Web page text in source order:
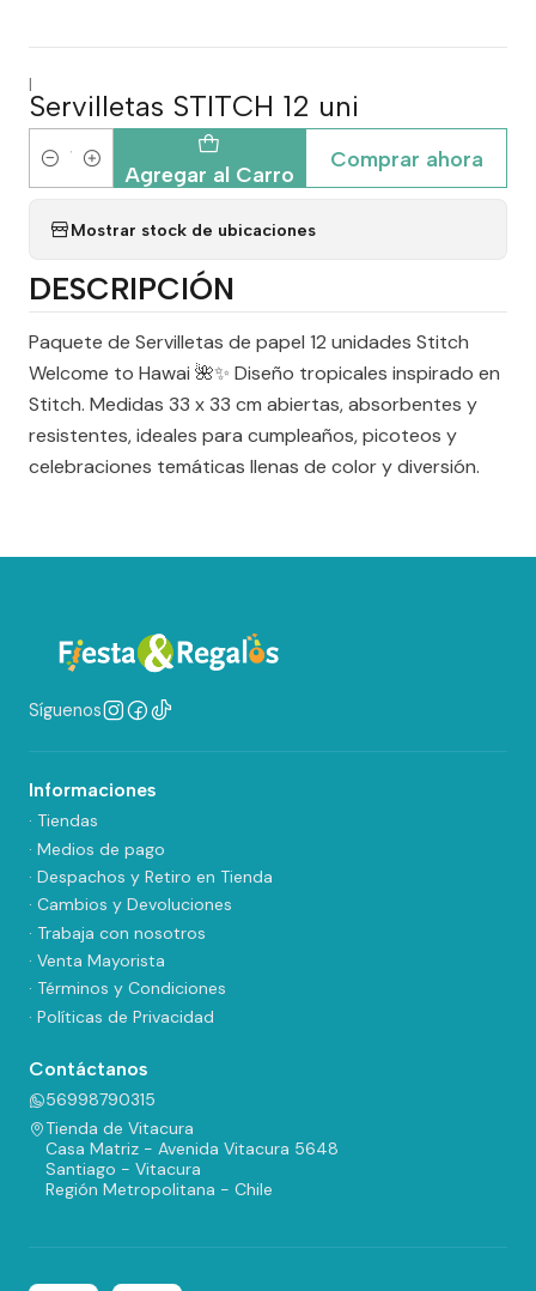
|
Servilletas STITCH 12 uni
Cantidad Agregar al Carro
Comprar ahora
Mostrar stock de ubicaciones
DESCRIPCIÓN
Paquete de Servilletas de papel 12 unidades Stitch
Welcome to Hawai 🌺✨ Diseño tropicales inspirado en
Stitch. Medidas 33 x 33 cm abiertas, absorbentes y
resistentes, ideales para cumpleaños, picoteos y
celebraciones temáticas llenas de color y diversión.
Síguenos
Informaciones
· Tiendas
· Medios de pago
· Despachos y Retiro en Tienda
· Cambios y Devoluciones
· Trabaja con nosotros
· Venta Mayorista
· Términos y Condiciones
· Políticas de Privacidad
Contáctanos
56998790315
Tienda de Vitacura
Casa Matriz - Avenida Vitacura 5648
Santiago - Vitacura
Región Metropolitana - Chile